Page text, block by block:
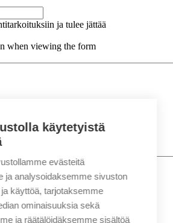
ja tulee jättää
when viewing the form
Etunimi
Sukunimi
käytetyistä
evästeitä
ja analysoidaksemme sivuston
käyttöä, tarjotaksemme
ominaisuuksia sekä
ja räätälöidäksemme sisältöä